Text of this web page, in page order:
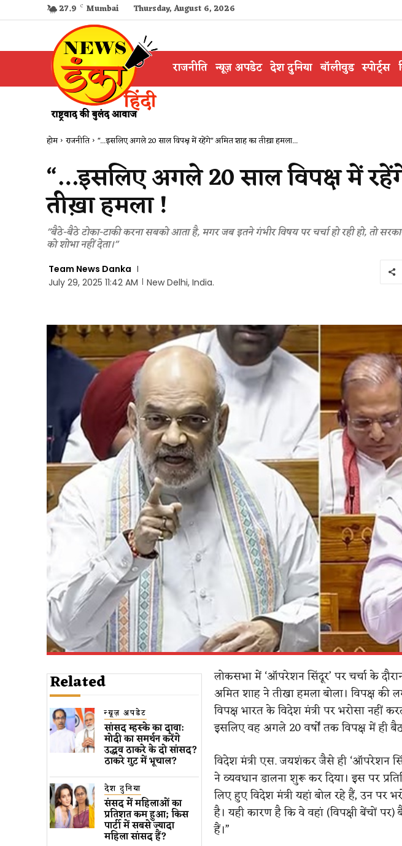
27.9 C Mumbai Thursday, August 6, 2026
राजनीति न्यूज़ अपडेट देश दुनिया बॉलीवुड स्पोर्ट्स
होम राजनीति "...इसलिए अगले 20 साल विपक्ष में रहेंगे" अमित शाह का तीख़ा हमला...
“…इसलिए अगले 20 साल विपक्ष में
तीख़ा हमला !
"बैठे-बैठे टोका-टाकी करना सबको आता है, मगर जब इतने गंभीर विषय पर चर्चा हो रही हो, तो
को शोभा नहीं देता।"
Team News Danka
July 29, 2025 11:42 AM
New Delhi, India.
Related
न्यूज़ अपडेट
सांसद म्हस्के का दावा:
मोदी का समर्थन करेंगे
उद्धव ठाकरे के दो सांसद?
ठाकरे गुट में भूचाल?
देश दुनिया
संसद में महिलाओं का
प्रतिशत कम ​हुआ​; किस
पार्टी में सबसे ज्यादा
महिला सांसद हैं?
लोकसभा में ‘ऑपरेशन सिंदूर’ पर चर्चा के
अमित शाह ने तीखा हमला बोला। विपक्ष की
विपक्ष भारत के विदेश मंत्री पर भरोसा नहीं
इसलिए वह अगले 20 वर्षों तक विपक्ष में ही
विदेश मंत्री एस. जयशंकर जैसे ही ‘ऑपरेशन
ने व्यवधान डालना शुरू कर दिया। इस पर
लिए हुए विदेश मंत्री यहां बोल रहे हैं, उन पर
है। यही कारण है कि वे वहां (विपक्षी बेंचों
हैं।”